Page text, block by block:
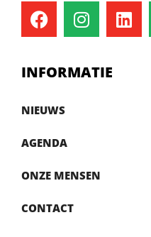
INFORMATIE
NIEUWS
AGENDA
ONZE MENSEN
CONTACT